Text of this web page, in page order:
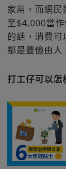
家用，而網
至$4,000當
的話，消費可
都是豐儉由人
打工仔可以怎